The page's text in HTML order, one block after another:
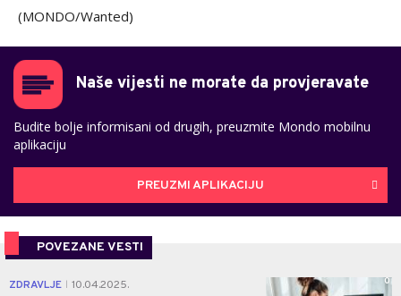
(MONDO/Wanted)
Naše vijesti ne morate da provjeravate
Budite bolje informisani od drugih, preuzmite Mondo mobilnu
aplikaciju
PREUZMI APLIKACIJU
POVEZANE VESTI
ZDRAVLJE 10.04.2025. 0